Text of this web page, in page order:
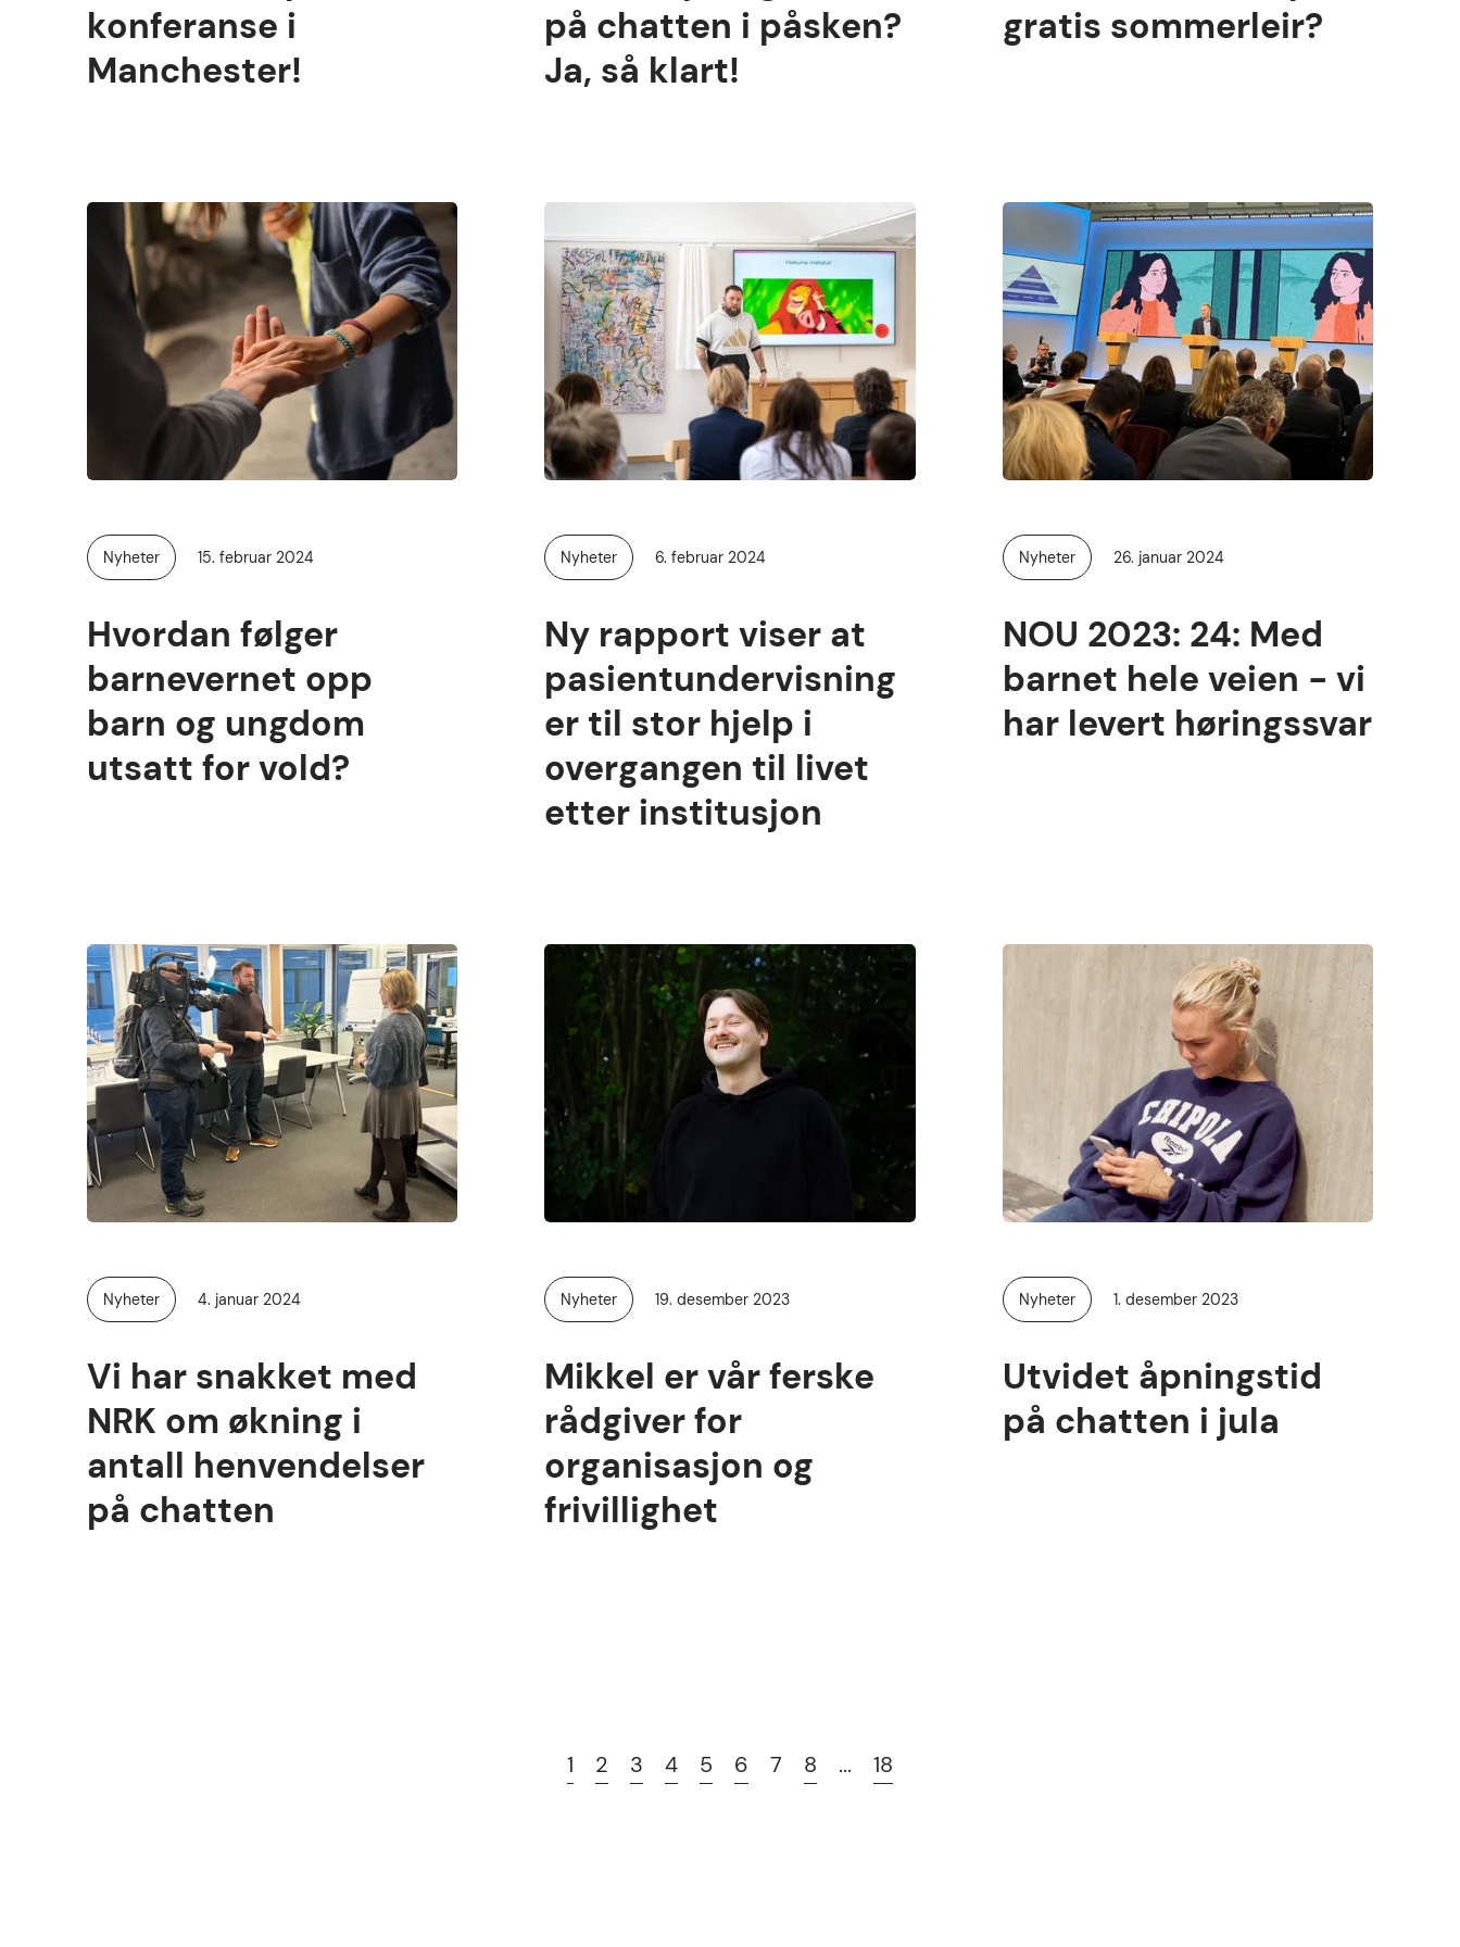
konferanse i
Manchester!
på chatten i påsken?
Ja, så klart!
gratis sommerleir?
Hvordan følger
barnevernet opp
barn og ungdom
utsatt for vold?
Kategori:
Nyheter Publisert
15. februar 2024
Ny rapport viser at
pasientundervisning
er til stor hjelp i
overgangen til livet
etter institusjon
Kategori:
Nyheter Publisert
6. februar 2024
NOU 2023: 24: Med
barnet hele veien - vi
har levert høringssvar
Kategori:
Nyheter Publisert
26. januar 2024
Vi har snakket med
NRK om økning i
antall henvendelser
på chatten
Kategori:
Nyheter Publisert
4. januar 2024
Mikkel er vår ferske
rådgiver for
organisasjon og
frivillighet
Kategori:
Nyheter Publisert
19. desember 2023
Utvidet åpningstid
på chatten i jula
Kategori:
Nyheter Publisert
1. desember 2023
1 2 3 4 5 6 7 8 ... 18